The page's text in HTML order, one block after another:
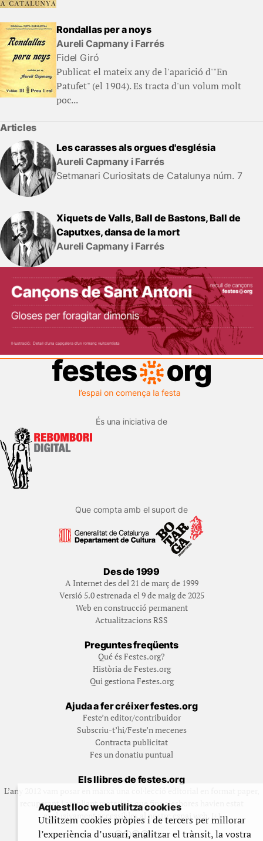
Rondallas per a noys
Aureli Capmany i Farrés
Fidel Giró
Publicat el mateix any de l'aparició d'"En
Patufet" (el 1904). Es tracta d'un volum molt
poc...
Articles
Les carasses als orgues d'església
Aureli Capmany i Farrés
Setmanari Curiositats de Catalunya núm. 7
Xiquets de Valls, Ball de Bastons, Ball de
Caputxes, dansa de la mort
Aureli Capmany i Farrés
És una iniciativa de
Que compta amb el suport de
Des de 1999
A Internet des del 21 de març de 1999
Versió 5.0 estrenada el 9 de maig de 2025
Web en construcció permanent
Actualitzacions RSS
Preguntes freqüents
Qué és Festes.org?
Història de Festes.org
Qui gestiona Festes.org
Ajuda a fer créixer festes.org
Feste’n editor/contribuidor
Subscriu-t’hi/Feste’n mecenes
Contracta publicitat
Fes un donatiu puntual
Els llibres de festes.org
L’any 2012 vam posar en marxa una col·lecció editorial en format paper,
recuperant i ampliant materials que fins aleshores havien estat
exclusivament accessibles al nostre espai web. [+]
Aquest lloc web utilitza cookies
Utilitzem cookies pròpies i de tercers per millorar
l’experiència d’usuari, analitzar el trànsit, la vostra